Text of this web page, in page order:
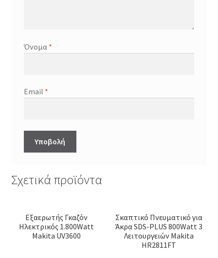
Όνομα *
Email *
Σχετικά προϊόντα
Εξαερωτής Γκαζόν
Ηλεκτρικός 1.800Watt
Makita UV3600
Σκαπτικό Πνευματικό για
Άκρα SDS-PLUS 800Watt 3
Λειτουργειών Makita
HR2811FT